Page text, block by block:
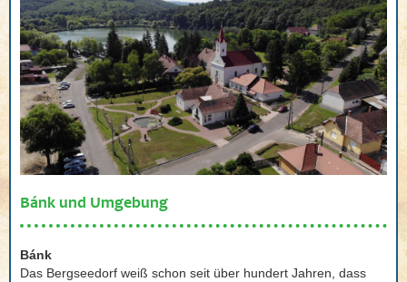
Bánk und Umgebung
Bánk
Das Bergseedorf weiß schon seit über hundert Jahren, dass